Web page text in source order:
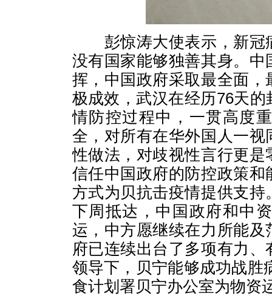
彭惊涛大使表示，新冠
没有国家能够独善其身。
挥，中国政府采取最全面
极成效，武汉在经历76天
情防控过程中，一贯高度
全，对所有在华外国人一
性做法，对歧视性言行更
信任中国政府的防控政策
方式为贝抗击疫情提供支
下周抵达，中国政府和中
运，中方愿继续在力所能
府已连续出台了多项有力
领导下，贝宁能够成功战胜
食计划署贝宁办公室为物资